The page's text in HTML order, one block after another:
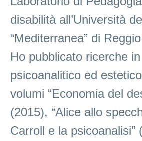
disabilità all’Università
“Mediterranea” di
Ho pubblicato ricerche
psicoanalitico ed
volumi “Economia del
(2015), “Alice allo
Carroll e la psicoanalisi”